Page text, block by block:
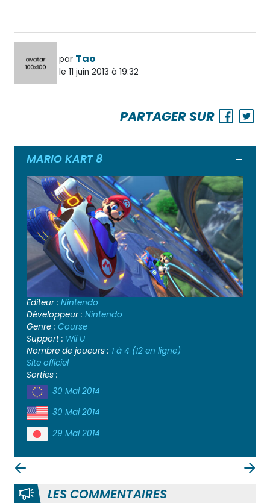
par Tao
le 11 juin 2013 à 19:32
PARTAGER SUR
MARIO KART 8
Editeur : Nintendo
Développeur : Nintendo
Genre : Course
Support : Wii U
Nombre de joueurs : 1 à 4 (12 en ligne)
Site officiel
Sorties :
30 Mai 2014
30 Mai 2014
29 Mai 2014
LES COMMENTAIRES